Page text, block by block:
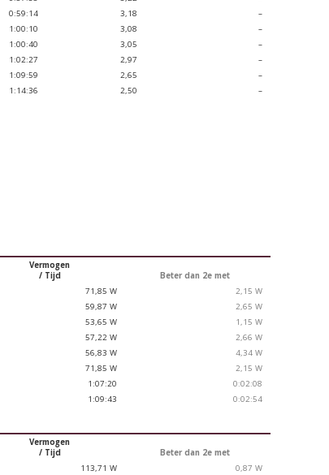
0:59:14 3,18
–
1:00:10 3,08
–
1:00:40 3,05
–
1:02:27 2,97
–
1:09:59 2,65
–
1:14:36 2,50 –
Vermogen
/ Tijd
Beter dan 2e met
71,85 W
2,15 W
59,87 W
2,65 W
53,65 W
1,15 W
57,22 W
2,66 W
56,83 W
4,34 W
71,85 W
2,15 W
1:07:20
0:02:08
1:09:43 0:02:54
Vermogen
/ Tijd
Beter dan 2e met
113,71 W 0,87 W